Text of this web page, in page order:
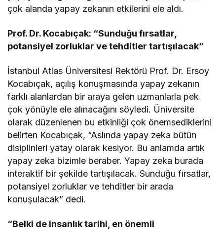
çok alanda yapay zekanın etkilerini ele aldı.
Prof. Dr. Kocabıçak: “Sunduğu fırsatlar,
potansiyel zorluklar ve tehditler tartışılacak”
İstanbul Atlas Üniversitesi Rektörü Prof. Dr. Ersoy
Kocabıçak, açılış konuşmasında yapay zekanın
farklı alanlardan bir araya gelen uzmanlarla pek
çok yönüyle ele alınacağını söyledi. Üniversite
olarak düzenlenen bu etkinliği çok önemsediklerini
belirten Kocabıçak, “Aslında yapay zeka bütün
disiplinleri yatay olarak kesiyor. Bu anlamda artık
yapay zeka bizimle beraber. Yapay zeka burada
interaktif bir şekilde tartışılacak. Sunduğu fırsatlar,
potansiyel zorluklar ve tehditler bir arada
konuşulacak” dedi.
“Belki de insanlık tarihi, en önemli